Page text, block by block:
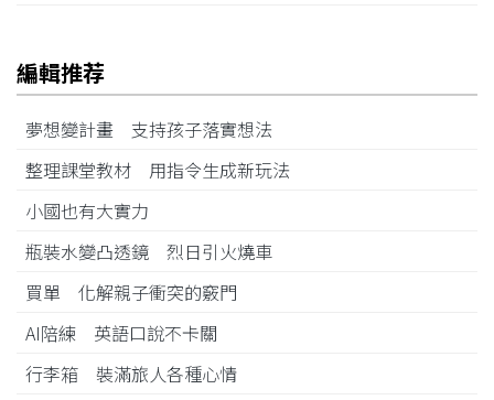
編輯推荐
夢想變計畫 支持孩子落實想法
整理課堂教材 用指令生成新玩法
小國也有大實力
瓶裝水變凸透鏡 烈日引火燒車
買單 化解親子衝突的竅門
AI陪練 英語口說不卡關
行李箱 裝滿旅人各種心情